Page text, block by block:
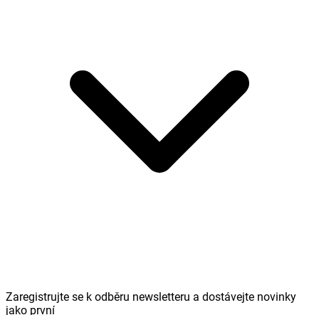
Zaregistrujte se k odběru newsletteru a dostávejte novinky
jako první